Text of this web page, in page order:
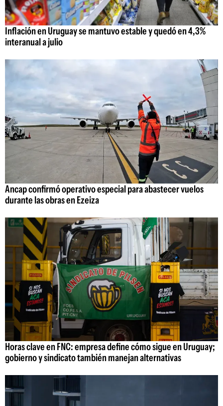
Inflación en Uruguay se mantuvo estable y quedó en 4,3%
interanual a julio
Ancap confirmó operativo especial para abastecer vuelos
durante las obras en Ezeiza
Horas clave en FNC: empresa define cómo sigue en Uruguay;
gobierno y sindicato también manejan alternativas